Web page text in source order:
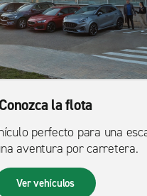
Conozca la flota
perfecto para una
aventura por carretera.
Ver vehículos